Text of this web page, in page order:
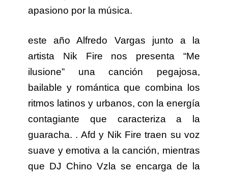
apasiono por la música.
este año Alfredo Vargas junto a la
artista Nik Fire nos presenta “Me
ilusione” una canción pegajosa,
bailable y romántica que combina los
ritmos latinos y urbanos, con la energía
contagiante que caracteriza a la
guaracha. . Afd y Nik Fire traen su voz
suave y emotiva a la canción, mientras
que DJ Chino Vzla se encarga de la